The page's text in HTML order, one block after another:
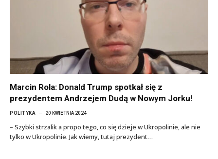
Marcin Rola: Donald Trump spotkał się z
prezydentem Andrzejem Dudą w Nowym Jorku!
POLITYKA 20 KWIETNIA 2024
– Szybki strzalik a propo tego, co się dzieje w Ukropolinie, ale nie
tylko w Ukropolinie. Jak wiemy, tutaj prezydent…